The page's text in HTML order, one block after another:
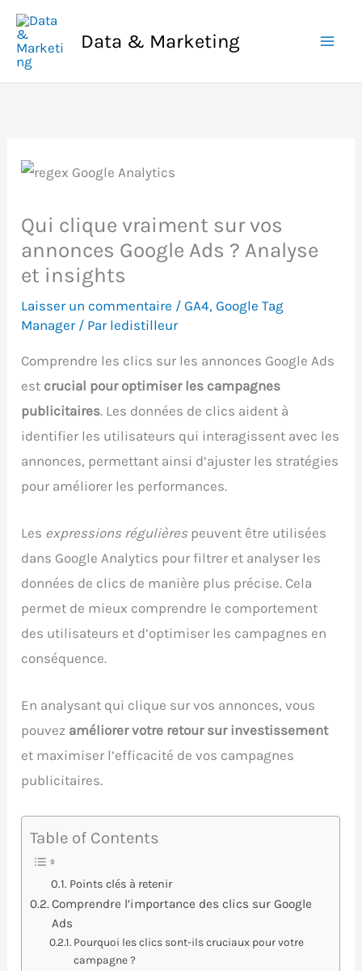
Aller
contenu
Data & Marketing
Qui clique vraiment sur vos
annonces Google Ads ? Analyse
et insights
Laisser un commentaire /GA4,Google Tag
Manager/ Par ledistilleur
Comprendre les clics sur les annonces Google Ads
est crucial pour optimiser les campagnes
publicitaires. Les données de clics aident à
identifier les utilisateurs qui interagissent avec les
annonces, permettant ainsi d’ajuster les stratégies
pour améliorer les performances.
Les expressions régulières peuvent être utilisées
dans Google Analytics pour filtrer et analyser les
données de clics de manière plus précise. Cela
permet de mieux comprendre le comportement
des utilisateurs et d’optimiser les campagnes en
conséquence.
En analysant qui clique sur vos annonces, vous
pouvez améliorer votre retour sur investissement
et maximiser l’efficacité de vos campagnes
publicitaires.
Table of Contents
Points clés à retenir
Comprendre l’importance des clics sur Google
Ads
Pourquoi les clics sont-ils cruciaux pour votre
campagne ?